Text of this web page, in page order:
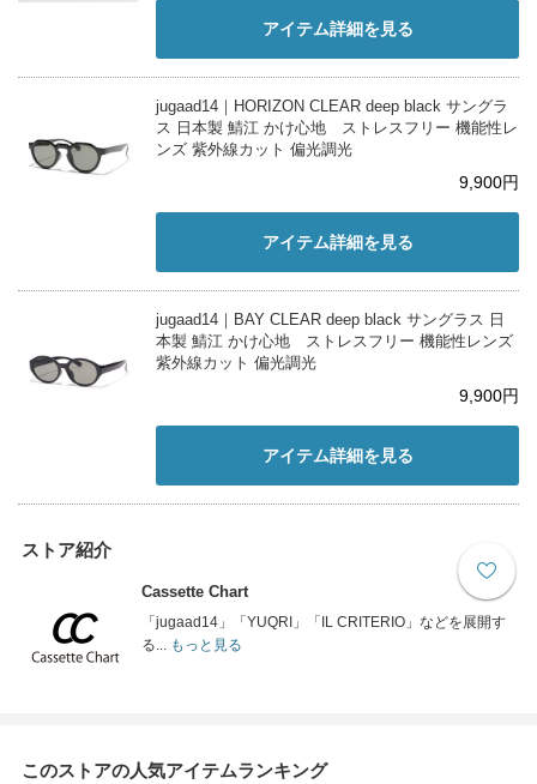
アイテム詳細を見る
jugaad14｜HORIZON CLEAR deep black サングラ
ス 日本製 鯖江 かけ心地 ストレスフリー 機能性レ
ンズ 紫外線カット 偏光調光
9,900円
アイテム詳細を見る
jugaad14｜BAY CLEAR deep black サングラス 日
本製 鯖江 かけ心地 ストレスフリー 機能性レンズ
紫外線カット 偏光調光
9,900円
アイテム詳細を見る
ストア紹介
Cassette Chart
「jugaad14」「YUQRI」「IL CRITERIO」などを展開す
る...もっと見る
このストアの人気アイテムランキング